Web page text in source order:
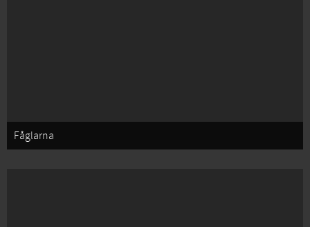
Fåglarna